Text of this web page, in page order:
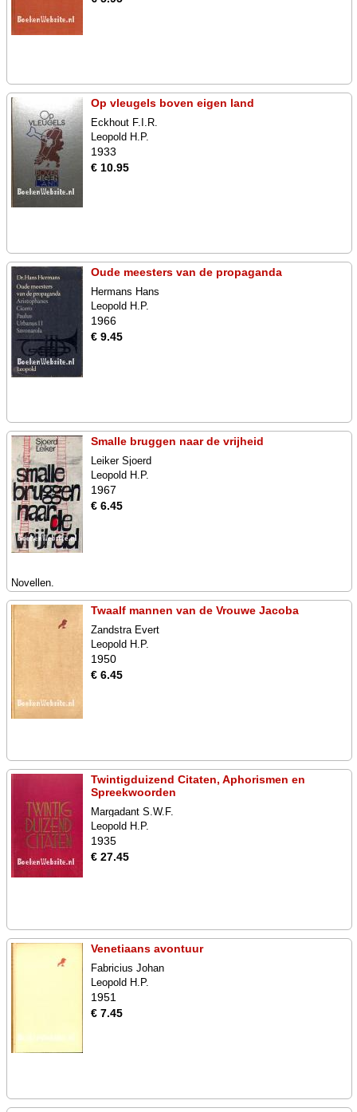
Op vleugels boven eigen land
Eckhout F.I.R.
Leopold H.P.
1933
€ 10.95
Oude meesters van de propaganda
Hermans Hans
Leopold H.P.
1966
€ 9.45
Smalle bruggen naar de vrijheid
Leiker Sjoerd
Leopold H.P.
1967
€ 6.45
Novellen.
Twaalf mannen van de Vrouwe Jacoba
Zandstra Evert
Leopold H.P.
1950
€ 6.45
Twintigduizend Citaten, Aphorismen en
Spreekwoorden
Margadant S.W.F.
Leopold H.P.
1935
€ 27.45
Venetiaans avontuur
Fabricius Johan
Leopold H.P.
1951
€ 7.45